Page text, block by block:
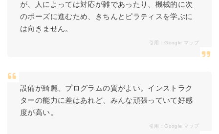
が、人によっては対応が雑であったり、機械的に次
のポーズに進むため、きちんとピラティスを学ぶに
は向きません。
引用： Google マップ
設備が綺麗、プログラムの質がよい。インストラク
ターの能力に差はあれど、みんな頑張っていて好感
度が高い。
引用： Google マップ